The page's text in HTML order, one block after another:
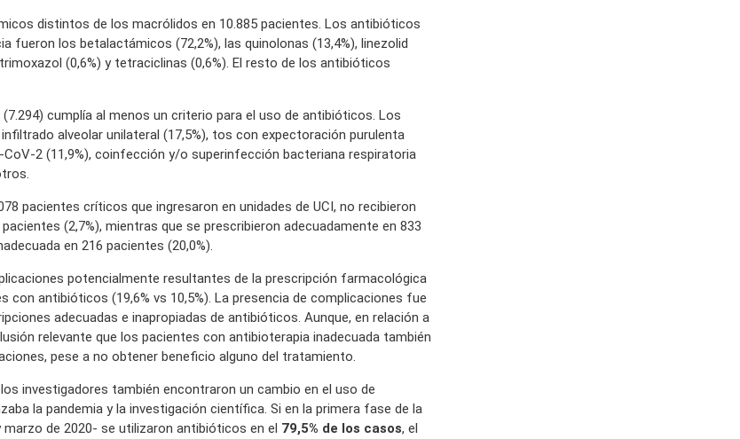
distintos de los macrólidos en 10.885 pacientes. Los antibióticos
fueron los betalactámicos (72,2%), las quinolonas (13,4%), linezolid
(0,6%) y tetraciclinas (0,6%). El resto de los antibióticos
cumplía al menos un criterio para el uso de antibióticos. Los
alveolar unilateral (17,5%), tos con expectoración purulenta
CoV-2 (11,9%), coinfección y/o superinfección bacteriana respiratoria
pacientes críticos que ingresaron en unidades de UCI, no recibieron
(2,7%), mientras que se prescribieron adecuadamente en 833
en 216 pacientes (20,0%).
potencialmente resultantes de la prescripción farmacológica
con antibióticos (19,6% vs 10,5%). La presencia de complicaciones fue
adecuadas e inapropiadas de antibióticos. Aunque, en relación a
relevante que los pacientes con antibioterapia inadecuada también
pese a no obtener beneficio alguno del tratamiento.
investigadores también encontraron un cambio en el uso de
la pandemia y la investigación científica. Si en la primera fase de la
de 2020- se utilizaron antibióticos en el 79,5% de los casos, el